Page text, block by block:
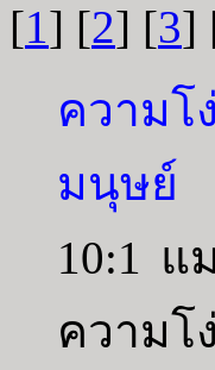
[1] [2] [3]
ความ
มนุษย์
10:1 แ
ความโ